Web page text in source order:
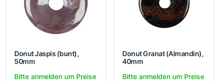
Donut Jaspis (bunt),
50mm
Bitte anmelden um Preise
Donut Granat (Almandin),
40mm
Bitte anmelden um Preise